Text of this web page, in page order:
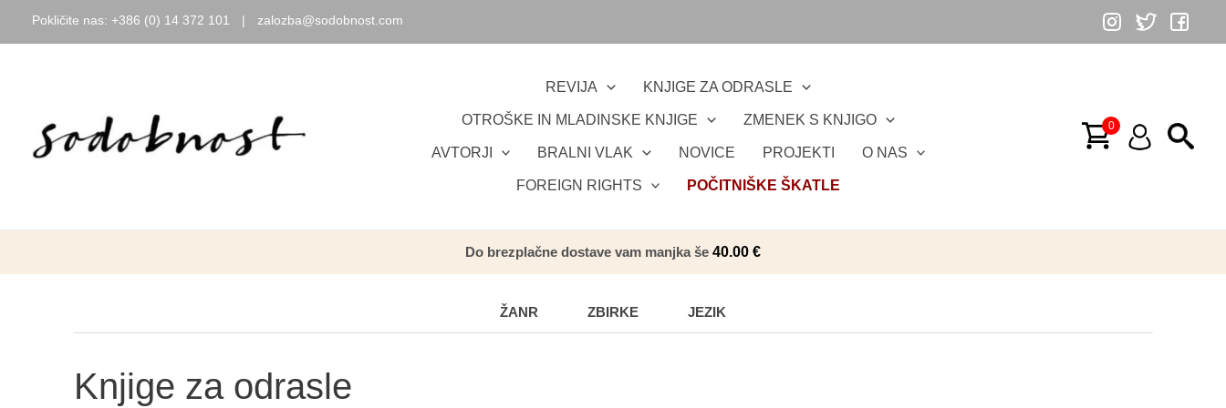
Pokličite nas: +386 (0) 14 372 101 | zalozba@sodobnost.com
REVIJA KNJIGE ZA ODRASLE
OTROŠKE IN MLADINSKE KNJIGE ZMENEK S KNJIGO
AVTORJI BRALNI VLAK NOVICE PROJEKTI O NAS
FOREIGN RIGHTS POČITNIŠKE ŠKATLE
Do brezplačne dostave vam manjka še 40.00 €
ŽANR ZBIRKE JEZIK
Knjige za odrasle